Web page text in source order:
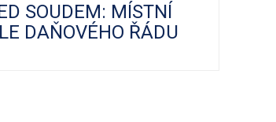
SOUDEM: MÍSTNÍ
DAŇOVÉHO ŘÁDU